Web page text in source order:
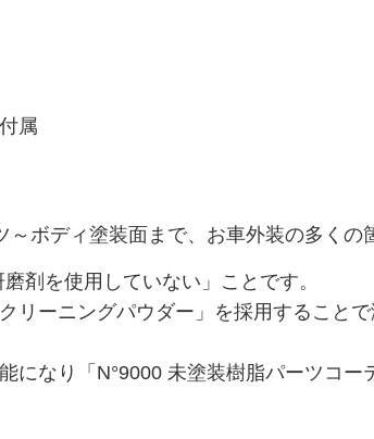
グ 特許取得済み
属
～ボディ塗装面まで、お車外装の多くの
剤を使用していない」ことです。
リーニングパウダー」を採用すること
になり「N°9000 未塗装樹脂パーツコ